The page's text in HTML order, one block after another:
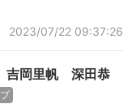
2023/07/22 09:37:26
岡里帆 深田恭